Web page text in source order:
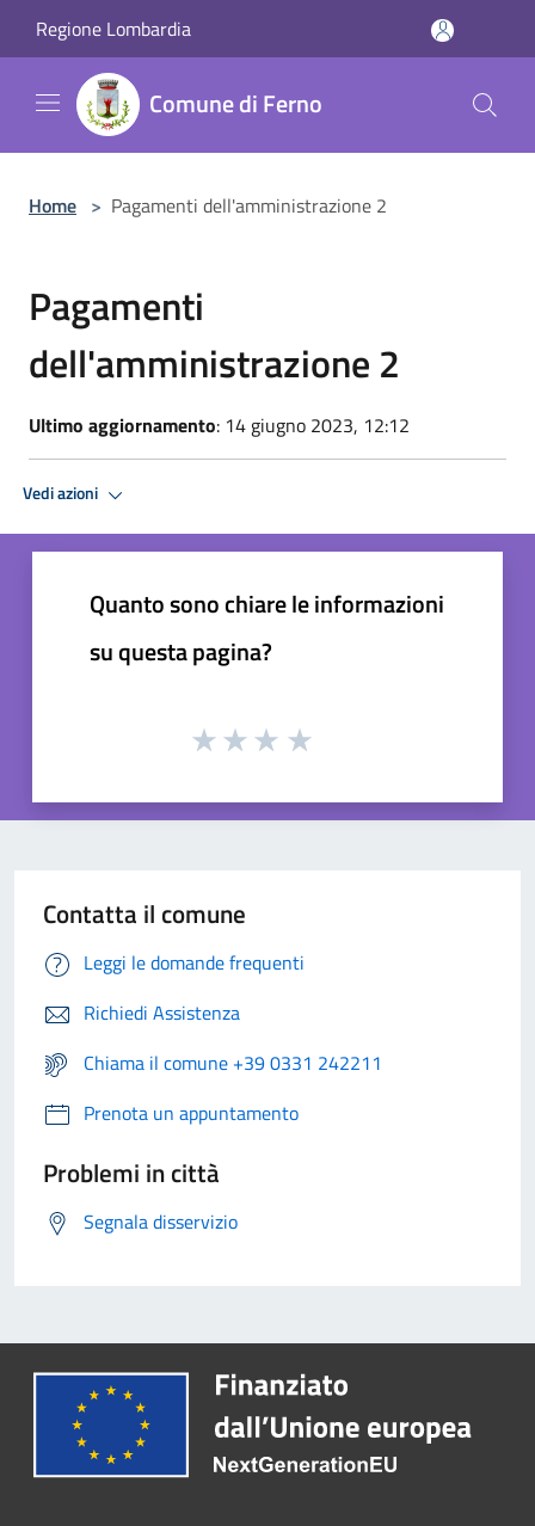
Regione Lombardia
Comune di Ferno
Home > Pagamenti dell'amministrazione 2
Pagamenti
dell'amministrazione 2
Ultimo aggiornamento: 14 giugno 2023, 12:12
Vedi azioni
Quanto sono chiare le informazioni
su questa pagina?
Contatta il comune
Leggi le domande frequenti
Richiedi Assistenza
Chiama il comune +39 0331 242211
Prenota un appuntamento
Problemi in città
Segnala disservizio